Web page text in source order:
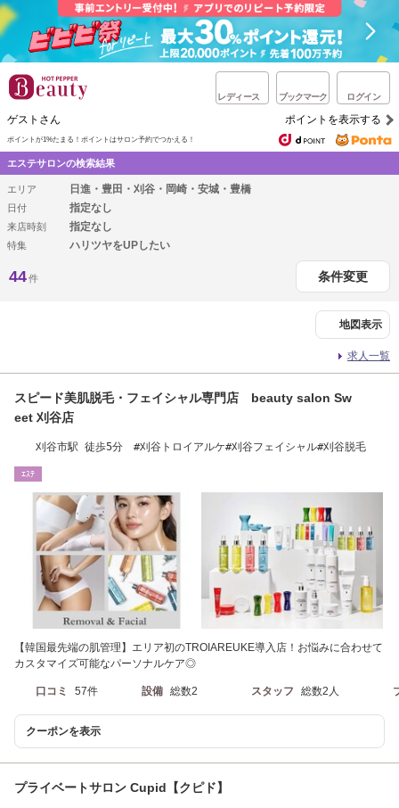
レディース ブックマーク ログイン
ゲストさん ポイントを表示する
ポイントが1%たまる！ ポイントはサロン予約でつかえる！
エステサロンの検索結果
エリア 日進・豊田・刈谷・岡崎・安城・豊橋
日付 指定なし
来店時刻 指定なし
特集 ハリツヤをUPしたい
44件 条件変更
地図表示
求人一覧
スピード美肌脱毛・フェイシャル専門店 beauty salon Sw
eet 刈谷店
刈谷市駅 徒歩5分 #刈谷トロイアルケ#刈谷フェイシャル#刈谷脱毛
ｴｽﾃ
【韓国最先端の肌管理】エリア初のTROIAREUKE導入店！お悩みに合わせて
カスタマイズ可能なパーソナルケア◎
口コミ 57件 設備 総数2 スタッフ 総数2人
クーポンを表示
プライベートサロン Cupid【クピド】